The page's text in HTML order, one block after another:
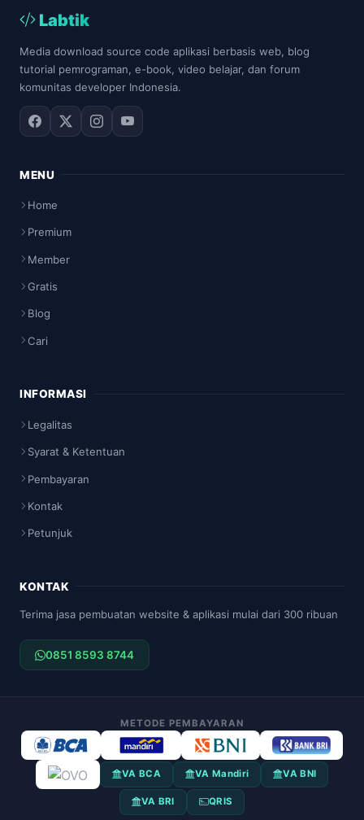
Labtik
Media download source code aplikasi berbasis web, blog
tutorial pemrograman, e-book, video belajar, dan forum
komunitas developer Indonesia.
MENU
Home
Premium
Member
Gratis
Blog
Cari
INFORMASI
Legalitas
Syarat & Ketentuan
Pembayaran
Kontak
Petunjuk
KONTAK
Terima jasa pembuatan website & aplikasi mulai dari 300 ribuan
0851 8593 8744
METODE PEMBAYARAN
VA BCA VA Mandiri VA BNI
VA BRI QRIS